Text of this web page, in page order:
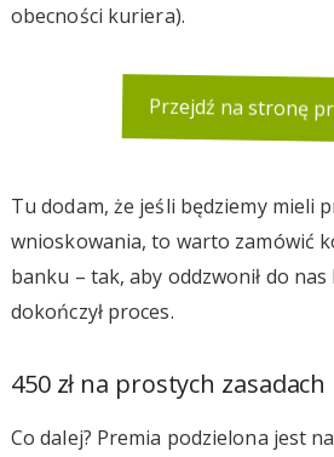
obecności kuriera).
Przejdź na stronę
Tu dodam, że jeśli będziemy mieli
wnioskowania, to warto zamówić
banku – tak, aby oddzwonił do
dokończył proces.
450 zł na prostych zasadach
Co dalej? Premia podzielona jest